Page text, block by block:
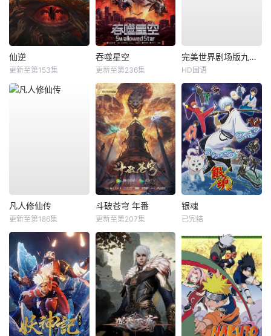
仙逆
更新至第153集
吞噬星空
更新至第236集
完美世界剧场版九劫焚天
HD国语
凡人修仙传
更新至第186集
斗破苍穹 年番
更新至第207集
银魂
已完结